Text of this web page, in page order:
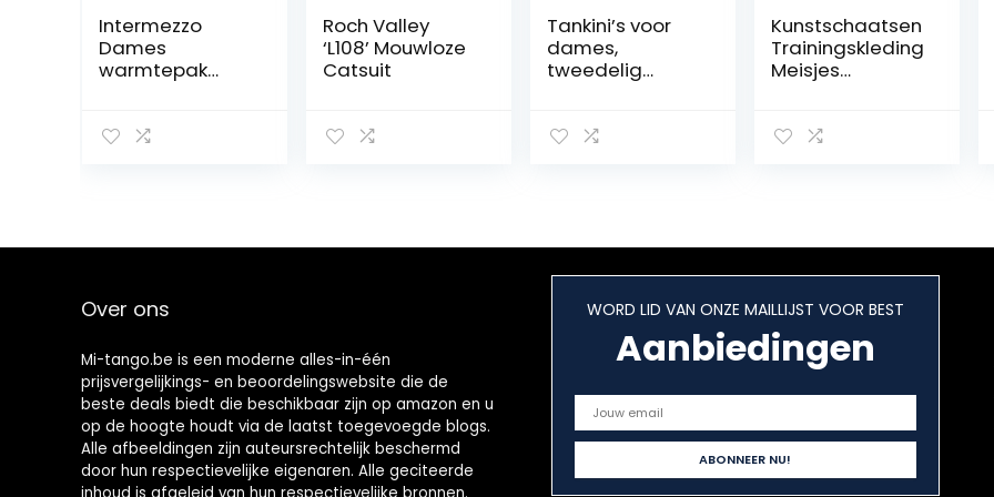
Intermezzo
Dames
warmtepak
spaghettibandj
Roch Valley
‘L108’ Mouwloze
Catsuit
Tankini’s voor
dames,
tweedelig
geplooid,
bikiniset,
badmode,
zwempak,
strandkleding,
badkleding
Kunstschaatsen
Trainingskleding
Meisjes
Zwarte Dunne
Color:zwart)
Over ons
Mi-tango.be is een moderne alles-in-één
prijsvergelijkings- en beoordelingswebsite die de
beste deals biedt die beschikbaar zijn op amazon en u
op de hoogte houdt via de laatst toegevoegde blogs.
Alle afbeeldingen zijn auteursrechtelijk beschermd
door hun respectievelijke eigenaren. Alle geciteerde
WORD LID VAN ONZE MAILLIJST VOOR BEST
Aanbiedingen